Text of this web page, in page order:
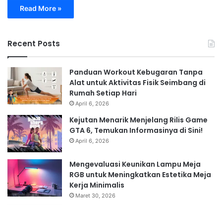
Read More »
Recent Posts
Panduan Workout Kebugaran Tanpa
Alat untuk Aktivitas Fisik Seimbang di
Rumah Setiap Hari
April 6, 2026
Kejutan Menarik Menjelang Rilis Game
GTA 6, Temukan Informasinya di Sini!
April 6, 2026
Mengevaluasi Keunikan Lampu Meja
RGB untuk Meningkatkan Estetika Meja
Kerja Minimalis
Maret 30, 2026